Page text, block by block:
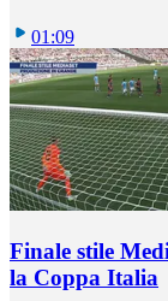
01:09
Finale stile
la Coppa Italia